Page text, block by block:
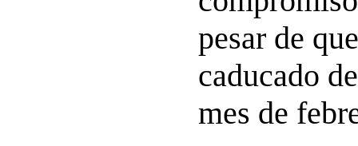
pesar de
caducado
mes de